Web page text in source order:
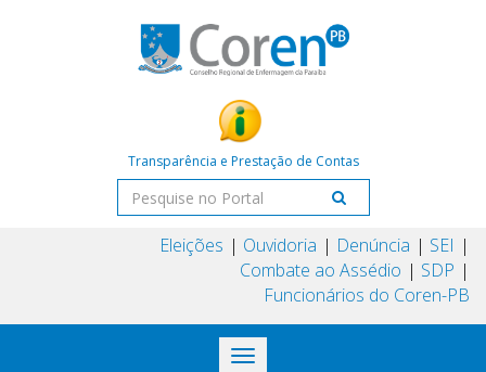
Transparência e Prestação de Contas
Eleições Ouvidoria Denúncia
SEI
Combate ao Assédio
SDP
Funcionários do Coren-PB
Toggle